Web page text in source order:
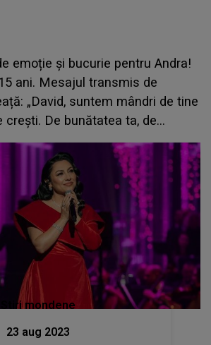
emoție și bucurie pentru Andra!
ani. Mesajul transmis de
„David, suntem mândri de tine
crești. De bunătatea ta, de
felul tău de a vedea lumea”
Stiri mondene
23 aug 2023